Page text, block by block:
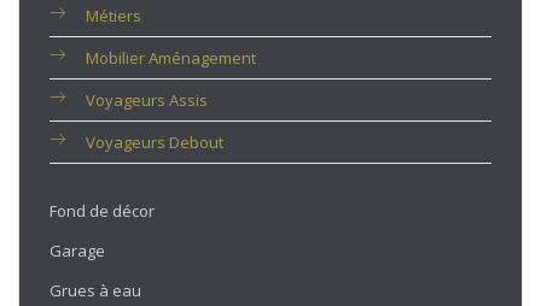
Métiers
Mobilier Aménagement
Voyageurs Assis
Voyageurs Debout
Fond de décor
Garage
Grues à eau